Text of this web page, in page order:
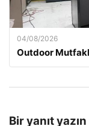
04/08/2026
Outdoor
Bir yanıt yazın